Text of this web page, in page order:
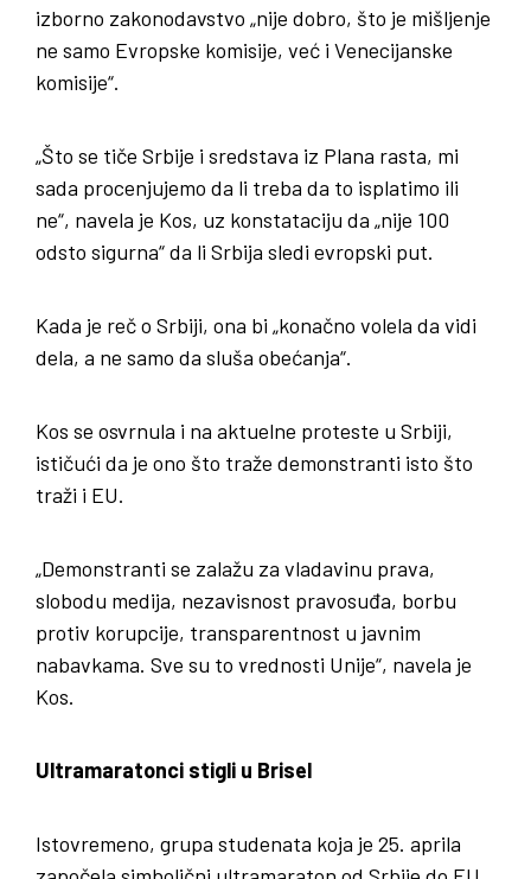
izborno zakonodavstvo „nije dobro, što je mišljenje
ne samo Evropske komisije, već i Venecijanske
komisije“.
„Što se tiče Srbije i sredstava iz Plana rasta, mi
sada procenjujemo da li treba da to isplatimo ili
ne“, navela je Kos, uz konstataciju da „nije 100
odsto sigurna“ da li Srbija sledi evropski put.
Kada je reč o Srbiji, ona bi „konačno volela da vidi
dela, a ne samo da sluša obećanja“.
Kos se osvrnula i na aktuelne proteste u Srbiji,
ističući da je ono što traže demonstranti isto što
traži i EU.
„Demonstranti se zalažu za vladavinu prava,
slobodu medija, nezavisnost pravosuđa, borbu
protiv korupcije, transparentnost u javnim
nabavkama. Sve su to vrednosti Unije“, navela je
Kos.
Ultramaratonci stigli u Brisel
Istovremeno, grupa studenata koja je 25. aprila